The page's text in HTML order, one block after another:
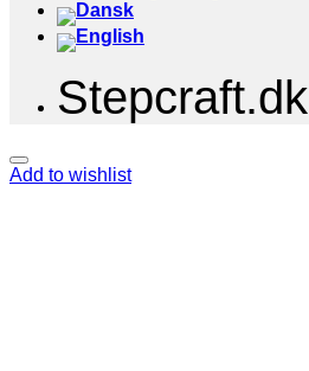
Stepcraft.dk
Add to wishlist